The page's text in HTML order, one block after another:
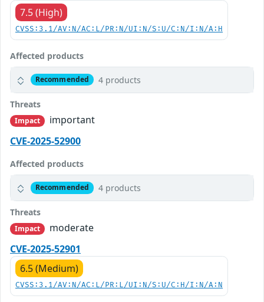
7.5 (High)
CVSS:3.1/AV:N/AC:L/PR:N/UI:N/S:U/C:N/I:N/A:H
Affected products
Recommended 4 products
Threats
Impact
important
CVE-2025-52900
Affected products
Recommended 4 products
Threats
Impact
moderate
CVE-2025-52901
6.5 (Medium)
CVSS:3.1/AV:N/AC:L/PR:L/UI:N/S:U/C:H/I:N/A:N